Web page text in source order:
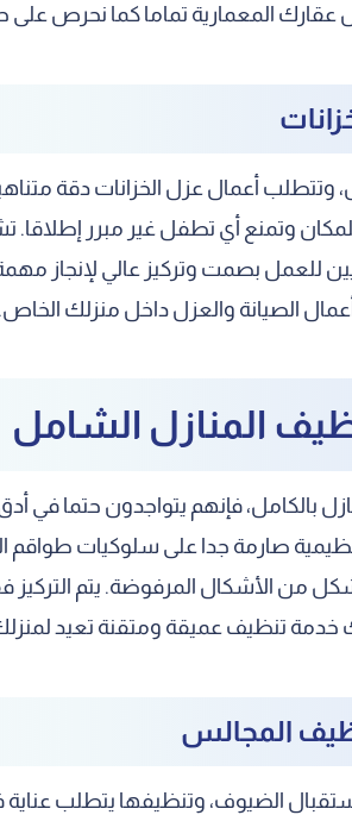
المعمارية تماما كما نحرص على
وتتطلب أعمال عزل الخزانات دقة
وتمنع أي تطفل غير مبرر
للعمل بصمت وتركيز عالي
أعمال الصيانة والعزل داخل منزلك الخاص.
المنازل الشامل
بالكامل، فإنهم يتواجدون حتما
تنظيمية صارمة جدا على سلوكيات
من الأشكال المرفوضة. يتم التركيز
خدمة تنظيف عميقة ومتقنة تعيد
المجالس
الضيوف، وتنظيفها يتطلب عناية